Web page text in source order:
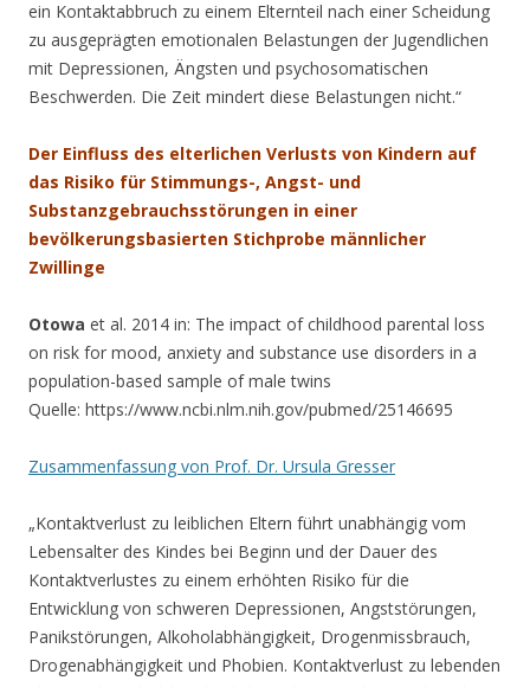
ein Kontaktabbruch zu einem Elternteil nach einer Scheidung
zu ausgeprägten emotionalen Belastungen der Jugendlichen
mit Depressionen, Ängsten und psychosomatischen
Beschwerden. Die Zeit mindert diese Belastungen nicht.“
Der Einfluss des elterlichen Verlusts von Kindern auf
das Risiko für Stimmungs-, Angst- und
Substanzgebrauchsstörungen in einer
bevölkerungsbasierten Stichprobe männlicher
Zwillinge
Otowa et al. 2014 in: The impact of childhood parental loss
on risk for mood, anxiety and substance use disorders in a
population-based sample of male twins
Quelle: https://www.ncbi.nlm.nih.gov/pubmed/25146695
Zusammenfassung von Prof. Dr. Ursula Gresser
„Kontaktverlust zu leiblichen Eltern führt unabhängig vom
Lebensalter des Kindes bei Beginn und der Dauer des
Kontaktverlustes zu einem erhöhten Risiko für die
Entwicklung von schweren Depressionen, Angststörungen,
Panikstörungen, Alkoholabhängigkeit, Drogenmissbrauch,
Drogenabhängigkeit und Phobien. Kontaktverlust zu lebenden